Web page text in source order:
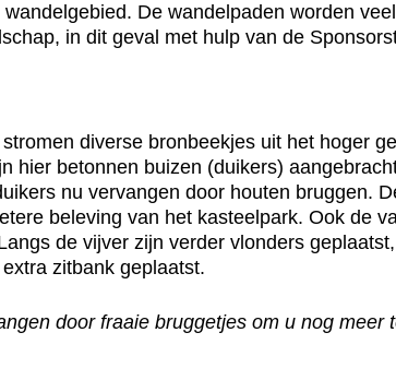
De wandelpaden worden
in dit geval met hulp van de
diverse bronbeekjes uit het hoger
hier betonnen buizen (duikers)
nu vervangen door houten bruggen.
beleving van het kasteelpark. Ook de
de vijver zijn verder vlonders
zitbank geplaatst.
door fraaie bruggetjes om u nog